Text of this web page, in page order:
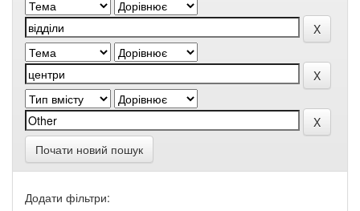
Почати новий пошук
Додати фільтри: